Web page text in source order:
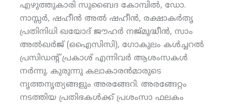
എഴുത്തുകാരി സുബൈദ കോമ്പില്‍, ഡോ.
നാസ്സര്‍, ഷഹീന്‍ അല്‍ ഷഹീന്‍, രക്ഷാകര്‍തൃ
പ്രതിനിധി ഖയോദ് ജൗഹര്‍ നജ്മുദ്ധീന്‍, സാം
അല്‍ഖര്‍ജ് (ഒഐസിസി), ഗോകുലം കള്‍ച്ചറല്‍
പ്രസിഡന്റ് പ്രകാശ് എന്നിവര്‍ ആശംസകള്‍
നര്‍ന്നു. കുരുന്നു കലാകാരന്‍മാരുടെ
നൃത്തനൃത്യങ്ങളും അരങ്ങേറി. അരങ്ങേറ്റം
നടത്തിയ പ്രതിഭകള്‍ക്ക് പ്രശംസാ ഫലകം